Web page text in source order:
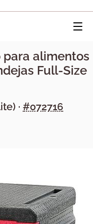
alimentos
Full-Size
) · #072716